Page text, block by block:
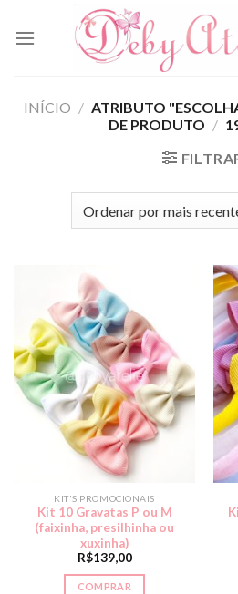
INÍCIO / ATRIBUTO
DE PRODUTO /
KIT'S PROMOCIONAIS
Kit 10 Gravatas P ou M
(faixinha, presilhinha ou
xuxinha)
R$139,00
COMPRAR